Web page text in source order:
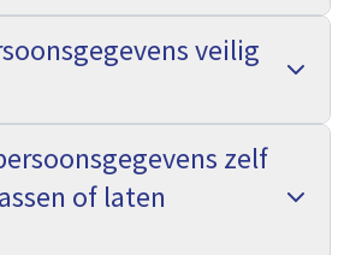
veilig
zelf
of laten